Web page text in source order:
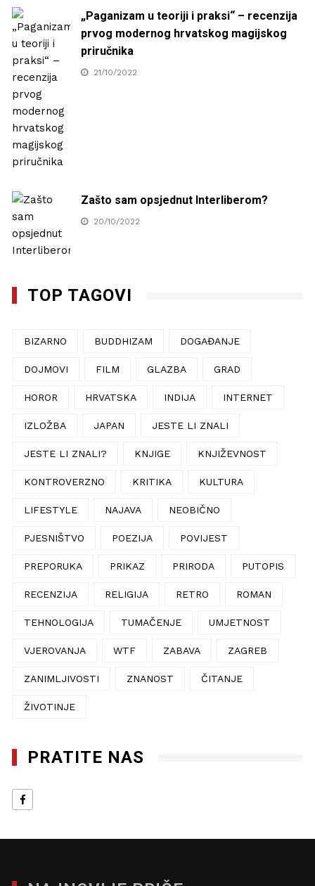
„Paganizam u teoriji i praksi“ – recenzija
prvog modernog hrvatskog magijskog
priručnika
21/10/2022
Zašto sam opsjednut Interliberom?
20/10/2022
TOP TAGOVI
BIZARNO BUDDHIZAM DOGAĐANJE
DOJMOVI FILM GLAZBA GRAD
HOROR HRVATSKA INDIJA INTERNET
IZLOŽBA JAPAN JESTE LI ZNALI
JESTE LI ZNALI? KNJIGE KNJIŽEVNOST
KONTROVERZNO KRITIKA KULTURA
LIFESTYLE NAJAVA NEOBIČNO
PJESNIŠTVO POEZIJA POVIJEST
PREPORUKA PRIKAZ PRIRODA PUTOPIS
RECENZIJA RELIGIJA RETRO ROMAN
TEHNOLOGIJA TUMAČENJE UMJETNOST
VJEROVANJA WTF ZABAVA ZAGREB
ZANIMLJIVOSTI ZNANOST ČITANJE
ŽIVOTINJE
PRATITE NAS